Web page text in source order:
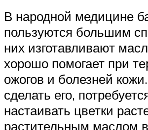
В народной медицине
пользуются большим
них изготавливают
хорошо помогает при
ожогов и болезней
сделать его,
настаивать цветки
растительным маслом в